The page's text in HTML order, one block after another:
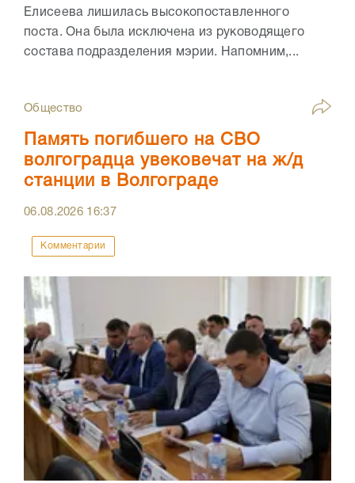
Елисеева лишилась высокопоставленного
поста. Она была исключена из руководящего
состава подразделения мэрии. Напомним,...
Общество
Память погибшего на СВО
волгоградца увековечат на ж/д
станции в Волгограде
06.08.2026 16:37
Комментарии